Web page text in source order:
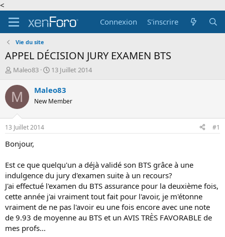
<
Connexion
S'inscrire
Vie du site
APPEL DÉCISION JURY EXAMEN BTS
A
t
e
r
d
e
l
i
s
c
u
s
i
o
Maleo83
D
t
d
é
13 Juillet 2014
M Maleo83
New Member
13 Juillet 2014 #1
Bonjour,
Est ce que quelqu'un a déjà validé son BTS grâce à une
indulgence du jury d'examen suite à un recours?
J'ai effectué l'examen du BTS assurance pour la deuxième fois,
cette année j'ai vraiment tout fait pour l'avoir, je m'étonne
vraiment de ne pas l'avoir eu une fois encore avec une note
de 9.93 de moyenne au BTS et un AVIS TRÈS FAVORABLE de
mes profs...